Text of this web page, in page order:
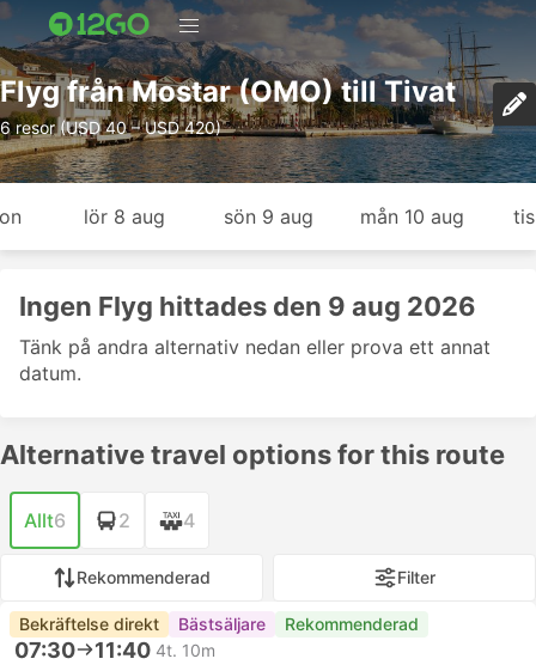
Flyg från Mostar (OMO) till Tivat
6 resor (USD 40 – USD 420)
lör 8 aug sön 9 aug mån 10 aug
Ingen Flyg hittades den 9 aug 2026
Tänk på andra alternativ nedan eller prova ett annat
datum.
Alternative travel options for this route
Allt6 2 4
Rekommenderad Filter
Bekräftelse direkt Bästsäljare Rekommenderad
07:30 11:40 4t. 10m